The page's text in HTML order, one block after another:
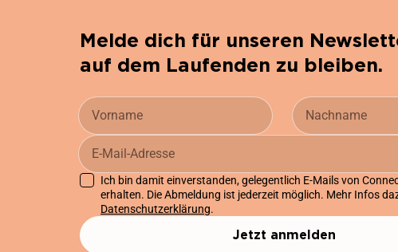
Melde dich für unseren
auf dem Laufenden zu bleiben.
Ich bin damit einverstanden, gelegentlich E-Mails von
erhalten. Die Abmeldung ist jederzeit möglich. Mehr Infos
Datenschutzerklärung.